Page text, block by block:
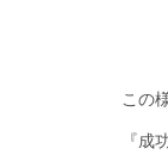
この
『成